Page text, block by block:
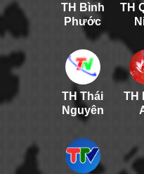
TH Bình
Phước
TH
TH Thái
Nguyên
TH